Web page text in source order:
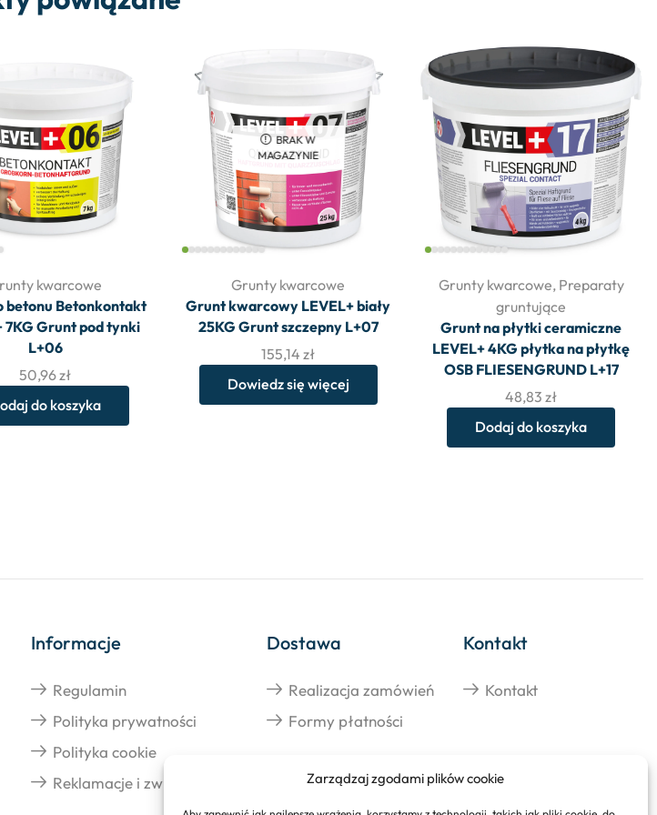
Zarządzaj zgodami plików cookie
kwarcowe
betonu Betonkontakt
7KG Grunt pod tynki
L+06
50,96zł
do koszyka
BRAK W
MAGAZYNIE
Grunty kwarcowe
Grunt kwarcowy LEVEL+ biały
25KG Grunt szczepny L+07
155,14zł
Dowiedz się więcej
Grunty kwarcowe, Preparaty
gruntujące
Grunt na płytki ceramiczne
LEVEL+ 4KG płytka na płytkę
OSB FLIESENGRUND L+17
48,83zł
Dodaj do koszyka
Informacje
Regulamin
Polityka prywatności
Polityka cookie
Reklamacje i zwroty
Dostawa
Realizacja zamówień
Formy płatności
Kontakt
Kontakt